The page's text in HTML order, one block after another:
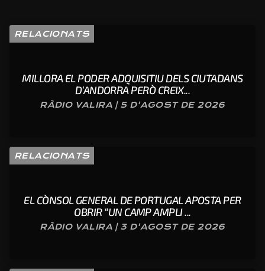
RELACIONATS
MILLORA EL PODER ADQUISITIU DELS CIUTADANS
D’ANDORRA PERÒ CREIX...
RÀDIO VALIRA | 5 D'AGOST DE 2026
RELACIONATS
EL CÒNSOL GENERAL DE PORTUGAL APOSTA PER
OBRIR “UN CAMP AMPLI ...
RÀDIO VALIRA | 3 D'AGOST DE 2026